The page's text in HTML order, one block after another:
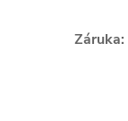
Záruka: